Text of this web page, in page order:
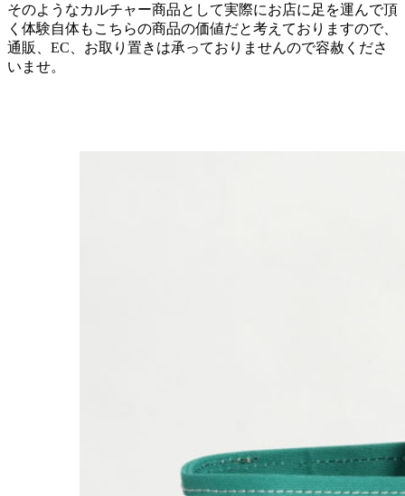
そのようなカルチャー商品として実際にお店に足を運んで頂
く体験自体もこちらの商品の価値だと考えておりますので、
通販、EC、お取り置きは承っておりませんので容赦くださ
いませ。